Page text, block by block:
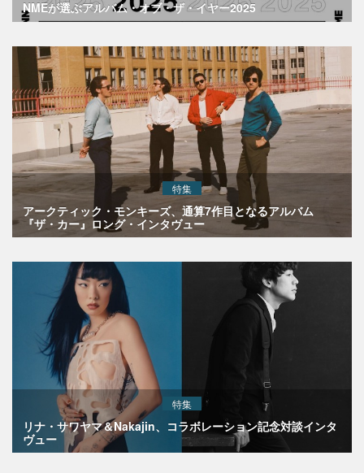
NMEが選ぶアルバム・オブ・ザ・イヤー2025
特集
アークティック・モンキーズ、通算7作目となるアルバム
『ザ・カー』ロング・インタヴュー
特集
リナ・サワヤマ＆Nakajin、コラボレーション記念対談インタ
ヴュー